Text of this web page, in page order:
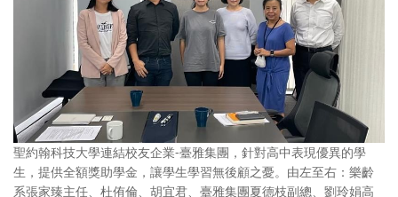
聖約翰科技大學連結校友企業-臺雅集團，針對高中表現優異的學
生，提供全額獎助學金，讓學生學習無後顧之憂。由左至右：樂齡
系張家臻主任、杜侑倫、胡宜君、臺雅集團夏德枝副總、劉玲娟高